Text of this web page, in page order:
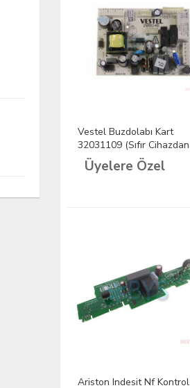
Vestel Buzdolabı Kart
32031109 (Sıfır Cihazdan
Söküm)
Üyelere Özel
Ariston Indesit Nf Kontrol